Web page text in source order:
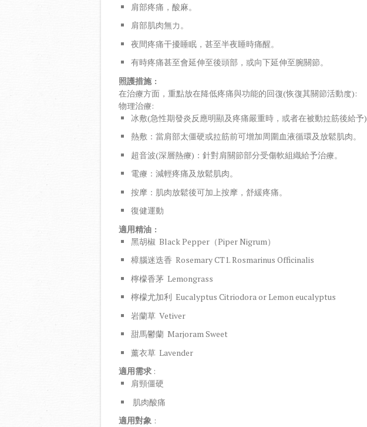
肩部疼痛，酸麻。
肩部肌肉無力。
夜間疼痛干擾睡眠，甚至半夜睡時痛醒。
有時疼痛甚至會延伸至後頭部，或向下延伸至腕關節。
照護措施 :
在治療方面，重點放在降低疼痛與功能的回復(恢復其關節活動度):
物理治療:
冰敷(急性期發炎反應明顯及疼痛嚴重時，或者在被動拉筋後給予)
熱敷：當肩部太僵硬或拉筋前可增加周圍血液循環及放鬆肌肉。
超音波(深層熱療)：針對肩關節部分受傷軟組織給予治療。
電療：減輕疼痛及放鬆肌肉。
按摩：肌肉放鬆後可加上按摩，舒緩疼痛。
復健運動
適用精油 :
黑胡椒 Black Pepper（Piper Nigrum）
樟腦迷迭香 Rosemary CT1. Rosmarinus Officinalis
檸檬香茅 Lemongrass
檸檬尤加利 Eucalyptus Citriodora or Lemon eucalyptus
岩蘭草 Vetiver
甜馬鬱蘭 Marjoram Sweet
薰衣草 Lavender
適用需求 :
肩頸僵硬
肌肉酸痛
適用對象 :